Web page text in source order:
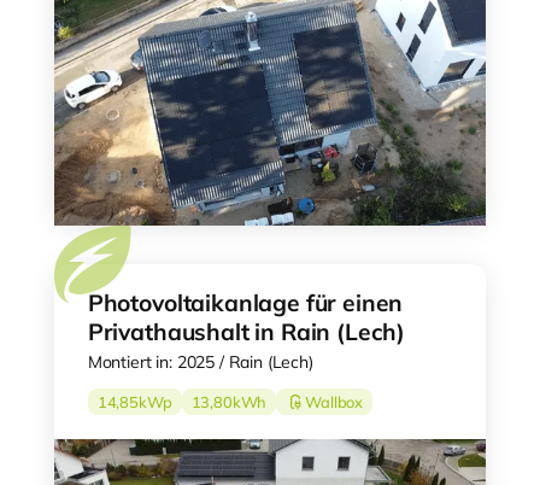
Photovoltaikanlage für einen
Privathaushalt in Rain (Lech)
Montiert in: 2025 / Rain (Lech)
14,85kWp 13,80kWh Wallbox